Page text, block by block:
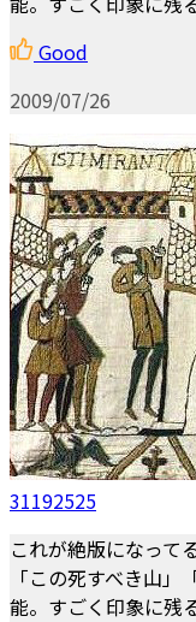
Good
2009/07/26
31192525
これが絶版になって
「この死すべき山
能。すごく印象に残